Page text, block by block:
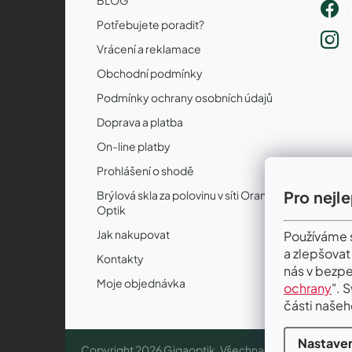
Pro
a
nás v
ochrany".
části
Potřebujete poradit?
Vrácení a reklamace
Obchodní podmínky
Podmínky ochrany osobních údajů
Doprava a platba
On-line platby
Prohlášení o shodě
Brýlová skla za polovinu v síti Orange
Optik
Jak nakupovat
Kontakty
Moje objednávka